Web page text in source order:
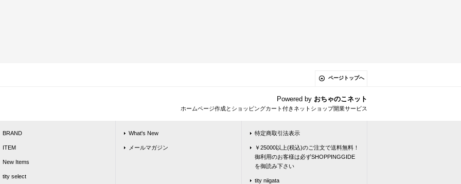
ページトップへ
Powered by おちゃのこネット
ホームページ作成とショッピングカート付きネットショップ開業サービス
BRAND
ITEM
New Items
tity select
What's New
メールマガジン
特定商取引法表示
￥25000以上(税込)のご注文で送料無料！
御利用のお客様は必ずSHOPPINGGIDE
を御読み下さい
tity niigata